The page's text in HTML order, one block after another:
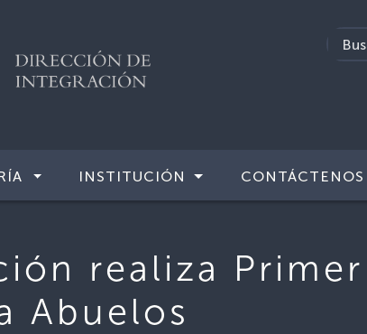
INSTITUCIÓN CONTÁCTENOS
realiza Primer
Abuelos